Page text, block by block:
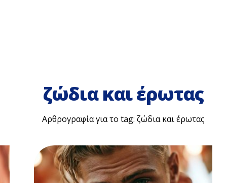
ζώδια και έρωτας
Αρθρογραφία για το tag: ζώδια και έρωτας